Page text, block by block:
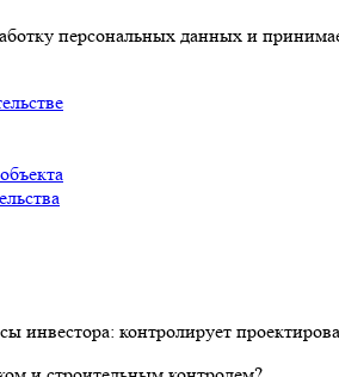
персональных данных и
инвестора: контролирует